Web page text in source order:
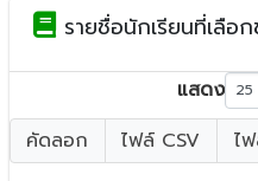
รายชื่อนักเรียนที่เลือ
แสดง
คัดลอก
ไฟล์ CSV ไ